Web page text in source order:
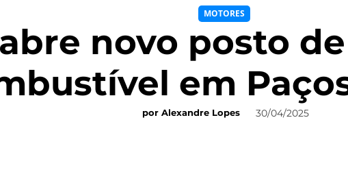
MOTORES
novo posto
em
por Alexandre Lopes 30/04/2025